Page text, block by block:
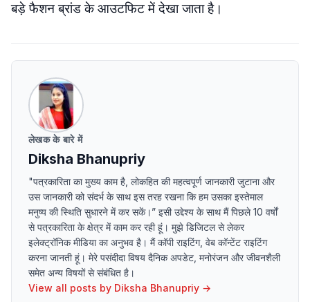
बड़े फैशन ब्रांड के आउटफिट में देखा जाता है।
लेखक के बारे में
Diksha Bhanupriy
"पत्रकारिता का मुख्य काम है, लोकहित की महत्वपूर्ण जानकारी जुटाना और
उस जानकारी को संदर्भ के साथ इस तरह रखना कि हम उसका इस्तेमाल
मनुष्य की स्थिति सुधारने में कर सकें।” इसी उद्देश्य के साथ मैं पिछले 10 वर्षों
से पत्रकारिता के क्षेत्र में काम कर रही हूं। मुझे डिजिटल से लेकर
इलेक्ट्रॉनिक मीडिया का अनुभव है। मैं कॉपी राइटिंग, वेब कॉन्टेंट राइटिंग
करना जानती हूं। मेरे पसंदीदा विषय दैनिक अपडेट, मनोरंजन और जीवनशैली
समेत अन्य विषयों से संबंधित है।
View all posts by Diksha Bhanupriy →